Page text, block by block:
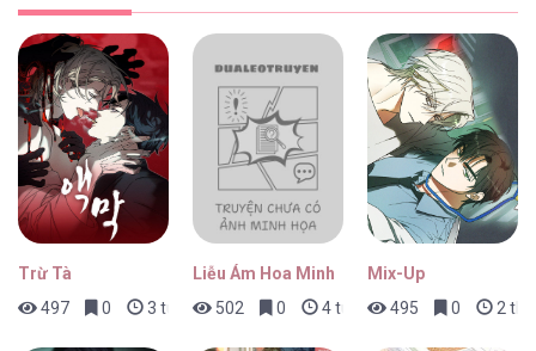
Đông Chí [...] – Chap 9
Đông Chí [...] – Chap 8
Trừ Tà
497
0 3 tuần trước
Liễu Ám Hoa Minh
502
0 4 tuần trước
Mix-Up
495
0 2